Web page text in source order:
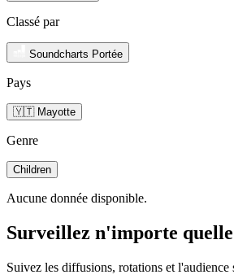
Classé par
Soundcharts Portée
Pays
🇾🇹 Mayotte
Genre
Children
Aucune donnée disponible.
Surveillez n'importe
Suivez les diffusions, rotations et